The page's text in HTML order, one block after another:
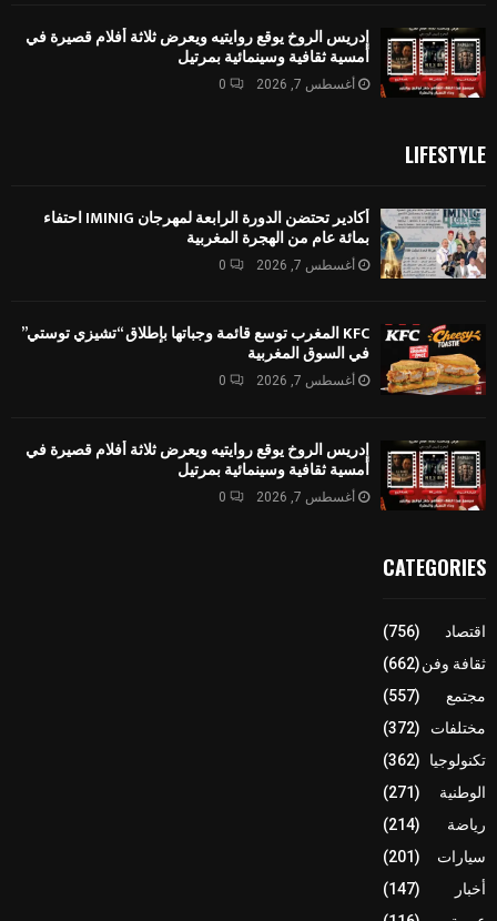
إدريس الروخ يوقع روايتيه ويعرض ثلاثة أفلام قصيرة في
أمسية ثقافية وسينمائية بمرتيل
أغسطس 7, 2026 0
LIFESTYLE
أكادير تحتضن الدورة الرابعة لمهرجان IMINIG احتفاء
بمائة عام من الهجرة المغربية
أغسطس 7, 2026 0
KFC المغرب توسع قائمة وجباتها بإطلاق “تشيزي توستي”
في السوق المغربية
أغسطس 7, 2026 0
إدريس الروخ يوقع روايتيه ويعرض ثلاثة أفلام قصيرة في
أمسية ثقافية وسينمائية بمرتيل
أغسطس 7, 2026 0
CATEGORIES
اقتصاد
(756)
ثقافة وفن(662)
مجتمع
(557)
مختلفات
(372)
تكنولوجيا
(362)
الوطنية
(271)
رياضة
(214)
سيارات
(201)
أخبار
(147)